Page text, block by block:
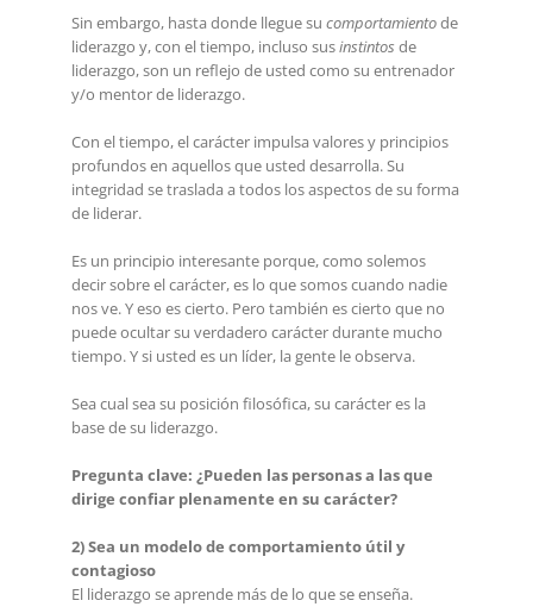
Sin embargo, hasta donde llegue su comportamientode
liderazgo y, con el tiempo, incluso susinstintos de
liderazgo, son un reflejo de usted como su entrenador
y/o mentor de liderazgo.
Con el tiempo, el carácter impulsa valores y principios
profundos en aquellos que usted desarrolla. Su
integridad se traslada a todos los aspectos de su forma
de liderar.
Es un principio interesante porque, como solemos
decir sobre el carácter, es lo que somos cuando nadie
nos ve. Y eso es cierto. Pero también es cierto que no
puede ocultar su verdadero carácter durante mucho
tiempo. Y si usted es un líder, la gente le observa.
Sea cual sea su posición filosófica, su carácter es la
base de su liderazgo.
Pregunta clave: ¿Pueden las personas a las que
dirige confiar plenamente en su carácter?
2) Sea un modelo de comportamiento útil y
contagioso
El liderazgo se aprende más de lo que se enseña.